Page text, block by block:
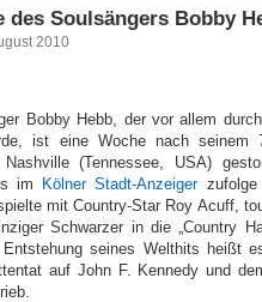
des Soulsängers Bobby
2010
Bobby Hebb, der vor allem
ist eine Woche nach
Nashville (Tennessee, USA)
im
Kölner Stadt-Anzeigerzufolge
mit Country-Star Roy Acuff,
Schwarzer in die „Country
seines Welthits heißt
auf John F. Kennedy und